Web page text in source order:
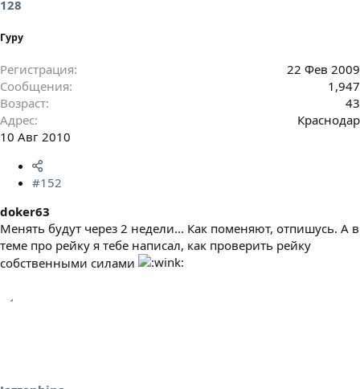
128
Гуру
Регистрация
22 Фев 2009
Сообщения
1,947
Возраст
43
Адрес
Краснодар
10 Авг 2010
#152
doker63
Менять будут через 2 недели... Как поменяют, отпишусь. А в
теме про рейку я тебе написал, как проверить рейку
собственными силами